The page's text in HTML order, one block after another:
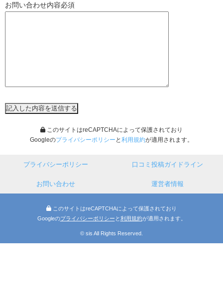
お問い合わせ内容必須
このサイトはreCAPTCHAによって保護されており
Googleのプライバシーポリシー と 利用規約が適用されます。
プライバシーポリシー 口コミ投稿ガイドライン
お問い合わせ 運営者情報
このサイトはreCAPTCHAによって保護されており
Googleのプライバシーポリシー と利用規約が適用されます。
© sis All Rights Reserved.